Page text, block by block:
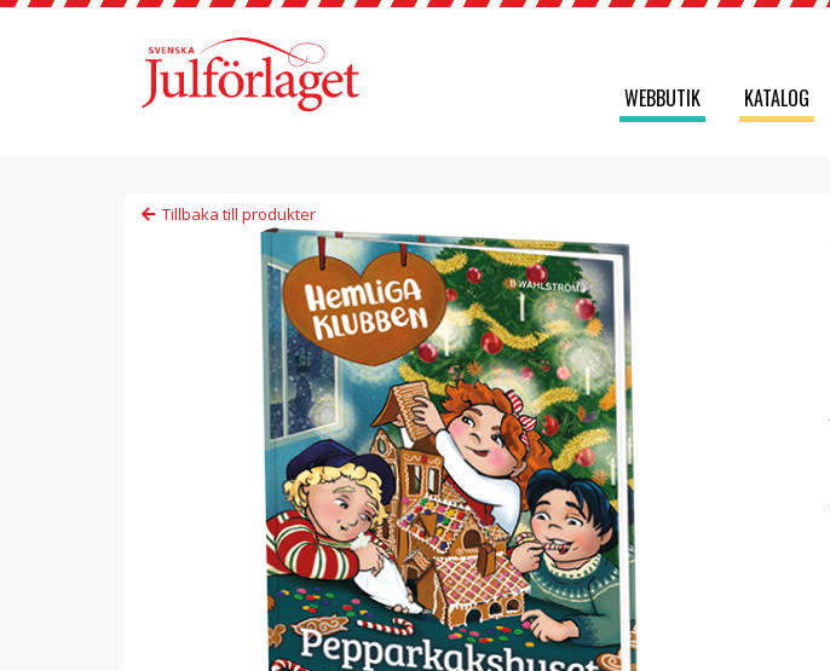
WEBBUTIK KATALOG
Tillbaka till produkter